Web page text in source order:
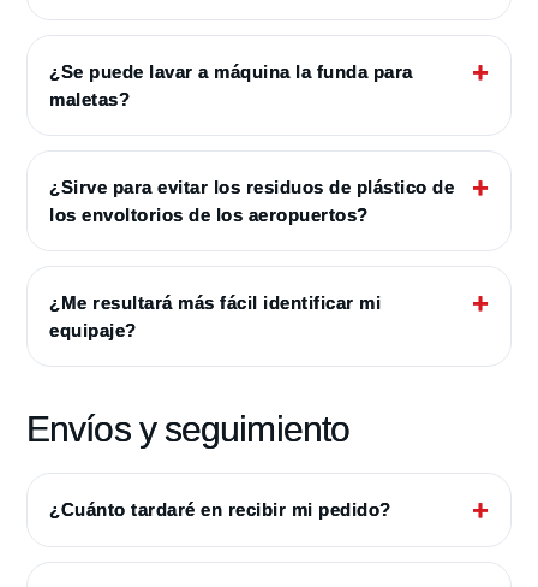
¿Se puede lavar a máquina la funda para
maletas?
¿Sirve para evitar los residuos de plástico de
los envoltorios de los aeropuertos?
¿Me resultará más fácil identificar mi
equipaje?
Envíos y seguimiento
¿Cuánto tardaré en recibir mi pedido?